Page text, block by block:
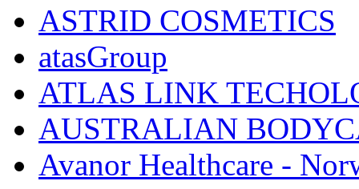
ASTRID COSMETICS
atasGroup
ATLAS LINK
AUSTRALIAN
Avanor Healthcare -